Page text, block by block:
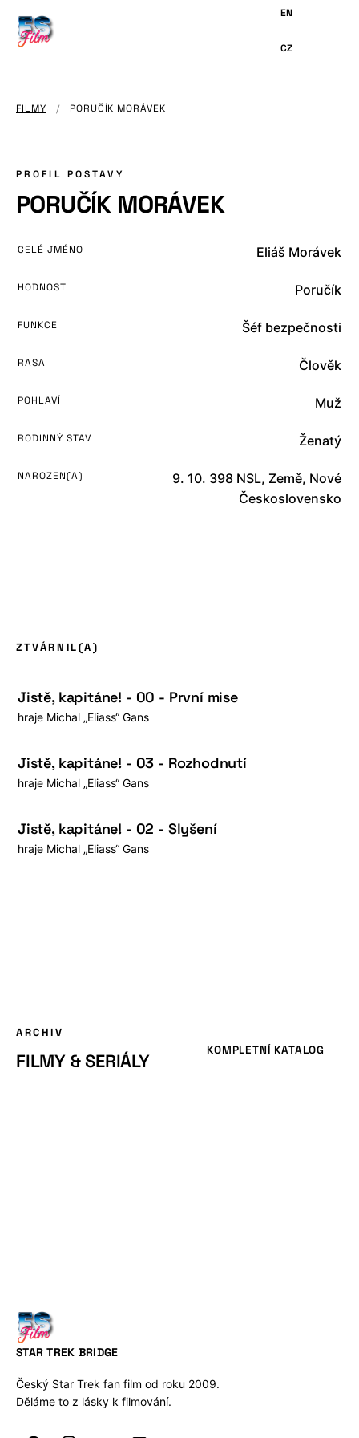
OBSAHU
FILMY / PORUČÍK MORÁVEK
PROFIL POSTAVY
PORUČÍK MORÁVEK
CELÉ JMÉNO Eliáš Morávek
HODNOST Poručík
FUNKCE Šéf bezpečnosti
RASA Člověk
POHLAVÍ Muž
RODINNÝ STAV Ženatý
NAROZEN(A)
9. 10. 398 NSL, Země, Nové
Československo
ZTVÁRNIL(A)
Jistě, kapitáne! - 00 - První mise
hraje Michal „Eliass“ Gans
Jistě, kapitáne! - 03 - Rozhodnutí
hraje Michal „Eliass“ Gans
Jistě, kapitáne! - 02 - Slyšení
hraje Michal „Eliass“ Gans
ARCHIV
FILMY & SERIÁLY KOMPLETNÍ KATALOG
STAR TREK BRIDGE
Český Star Trek fan film od roku 2009.
Děláme to z lásky k filmování.